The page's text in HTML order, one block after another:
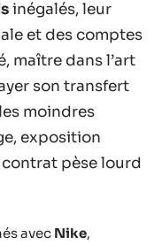
inégalés, leur
et des comptes
maître dans l’art
son transfert
moindres
exposition
pèse lourd
avec Nike,